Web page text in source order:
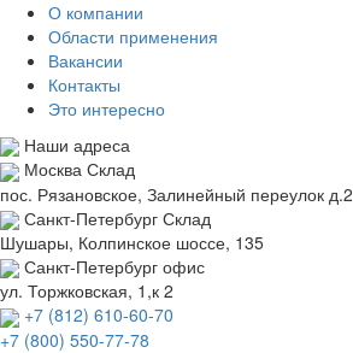
О компании
Области применения
Вакансии
Контакты
Это интересно
Наши адреса
Москва Склад
пос. Рязановское, Залинейный переулок д.2
Санкт-Петербург Склад
Шушары, Колпинское шоссе, 135
Санкт-Петербург офис
ул. Торжковская, 1,к 2
+7 (812) 610-60-70
+7 (800) 550-77-78